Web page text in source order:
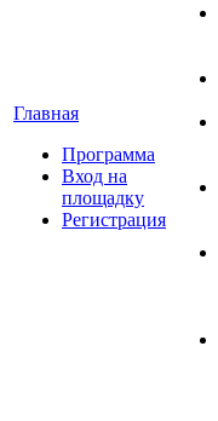
Главная
Программа
Вход на
площадку
Регистрация